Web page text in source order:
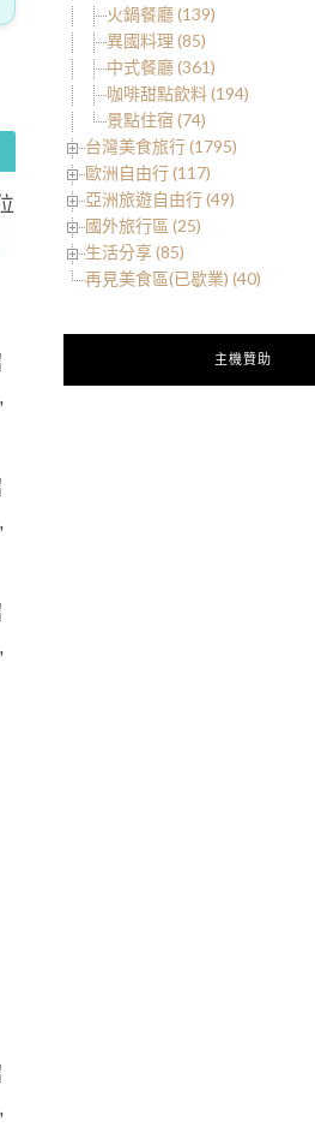
火鍋餐廳 (139)
異國料理 (85)
中式餐廳 (361)
咖啡甜點飲料 (194)
景點住宿 (74)
台灣美食旅行 (1795)
歐洲自由行 (117)
亞洲旅遊自由行 (49)
國外旅行區 (25)
生活分享 (85)
再見美食區(已歇業) (40)
主機贊助